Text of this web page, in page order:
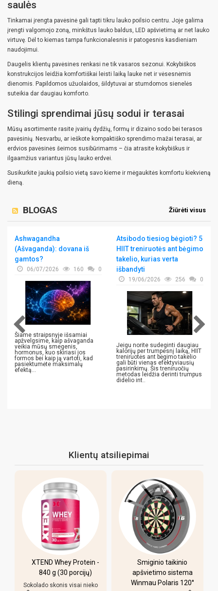
saulės
Tinkamai įrengta pavėsinė gali tapti tikru lauko poilsio centru. Joje galima
įrengti valgomojo zoną, minkštus lauko baldus, LED apšvietimą ar net lauko
virtuvę. Dėl to kiemas tampa funkcionalesnis ir patogesnis kasdieniam
naudojimui.
Daugelis klientų pavėsines renkasi ne tik vasaros sezonui. Kokybiškos
konstrukcijos leidžia komfortiškai leisti laiką lauke net ir vėsesnėmis
dienomis. Papildomos užuolaidos, šildytuvai ar stumdomos sienelės
suteikia dar daugiau komforto.
Stilingi sprendimai jūsų sodui ir terasai
Mūsų asortimente rasite įvairių dydžių, formų ir dizaino sodo bei terasos
pavėsinių. Nesvarbu, ar ieškote kompaktiško sprendimo mažai terasai, ar
erdvios pavėsinės šeimos susibūrimams – čia atrasite kokybiškus ir
ilgaamžius variantus jūsų lauko erdvei.
Susikurkite jaukią poilsio vietą savo kieme ir mėgaukitės komfortu kiekvieną
dieną.
Žiūrėti visus
BLOGAS
Ashwagandha
(Ašvaganda): dovana iš
gamtos?
06/07/2026 160 0
Šiame straipsnyje išsamiai
apžvelgsime, kaip ašvaganda
veikia mūsų smegenis,
hormonus, kuo skiriasi jos
formos bei kaip ją vartoti, kad
pasiektumėte maksimalų
efektą...
Atsibodo tiesiog bėgioti? 5
HIIT treniruotės ant bėgimo
takelio, kurias verta
išbandyti
19/06/2026 256 0
Jeigu norite sudeginti daugiau
kalorijų per trumpesnį laiką, HIIT
treniruotės ant bėgimo takelio
gali būti vienas efektyviausių
pasirinkimų. Šis treniruočių
metodas leidžia derinti trumpus
didelio int..
Klientų atsiliepimai
XTEND Whey Protein -
840 g (30 porcijų)
Sokolado skonis visai nieko
Smiginio taikinio
apšvietimo sistema
Winmau Polaris 120°